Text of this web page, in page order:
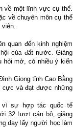
về một lĩnh vực cụ thể.
về chuyên môn cụ thể
viên.
quan đến kinh nghiệm
của đất nước. Giảng
hỏi mở, có nhiều ý kiến
Giong tỉnh Cao Bằng
cực và đạt được những
sự hợp tác quốc tế
32 lượt cán bộ, giảng
dạy lấy người học làm